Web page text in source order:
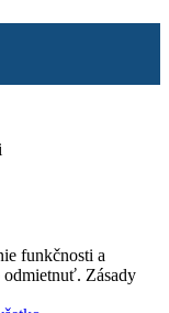
funkčnosti a
Zásady